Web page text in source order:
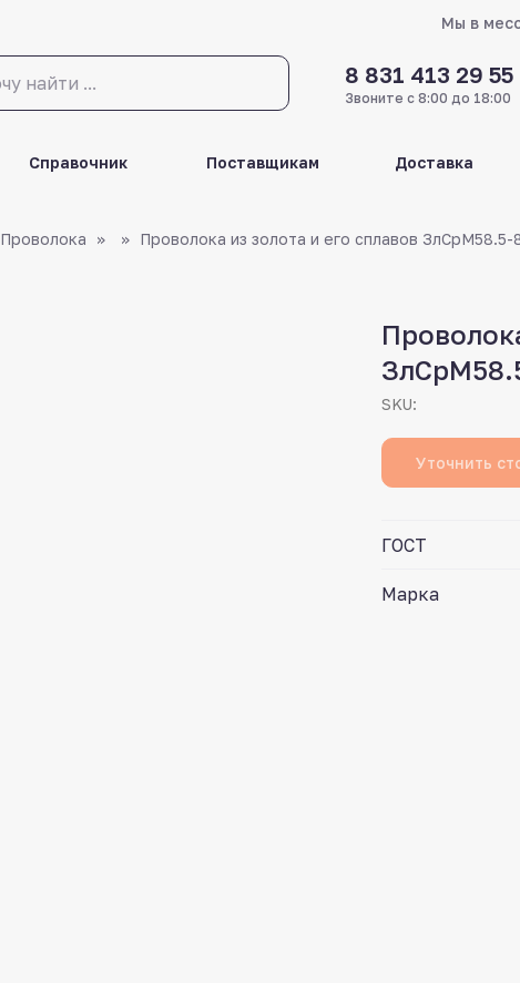
Мы в
Звоните с 8:00 до 18:00
Справочник Поставщикам Доставка
8 831 413 29 55
Проволока Проволока из золота и его сплавов ЗлСрМ58.5-
SKU:
Уточнить
ГОСТ
Марка